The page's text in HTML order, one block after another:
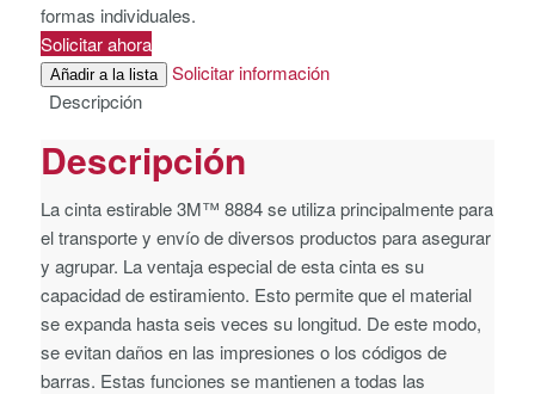
formas individuales.
Solicitar ahora
Añadir a la lista
Solicitar información
Descripción
Descripción
La cinta estirable 3M™ 8884 se utiliza principalmente para
el transporte y envío de diversos productos para asegurar
y agrupar. La ventaja especial de esta cinta es su
capacidad de estiramiento. Esto permite que el material
se expanda hasta seis veces su longitud. De este modo,
se evitan daños en las impresiones o los códigos de
barras. Estas funciones se mantienen a todas las